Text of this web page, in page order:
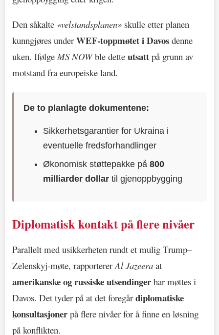
Den såkalte «velstandsplanen» skulle etter planen
kunngjøres underWEF-toppmøtet i Davos denne
uken. IfølgeMS NOWble dette utsatt på grunn av
motstand fra europeiske land.
De to planlagte dokumentene:
Sikkerhetsgarantier for Ukraina i
eventuelle fredsforhandlinger
Økonomisk støttepakke på800
milliarder dollar til gjenoppbygging
Diplomatisk kontakt på flere nivåer
Parallelt med usikkerheten rundt et mulig Trump–
Zelenskyj-møte, rapportererAl Jazeera at
amerikanske og russiske utsendinger har møttes i
Davos. Det tyder på at det foregårdiplomatiske
konsultasjoner på flere nivåer for å finne en løsning
på konflikten.